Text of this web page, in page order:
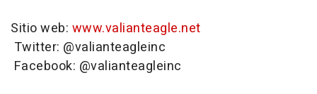
Sitio web: www.valianteagle.net
Twitter: @valianteagleinc
Facebook: @valianteagleinc